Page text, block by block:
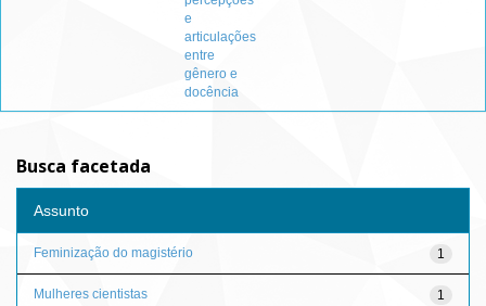
e
articulações
entre
gênero e
docência
Busca facetada
Assunto
1
Feminização do magistério
1
Mulheres cientistas